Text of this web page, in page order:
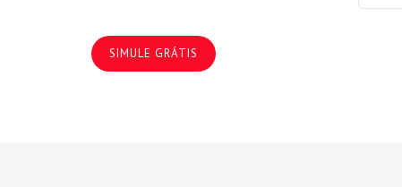
SIMULE GRÁTIS